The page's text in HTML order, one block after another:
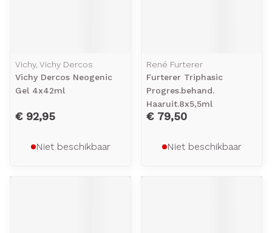
Vichy, Vichy Dercos
Vichy Dercos Neogenic
Gel 4x42ml
€ 92,95
Niet beschikbaar
René Furterer
Furterer Triphasic
Progres.behand.
Haaruit.8x5,5ml
€ 79,50
Niet beschikbaar